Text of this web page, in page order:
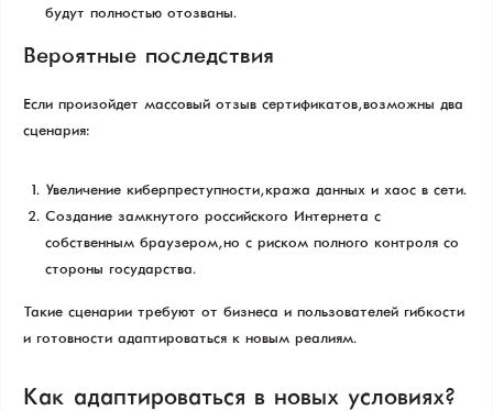
будут полностью отозваны.
Вероятные последствия
Если произойдет массовый отзыв сертификатов, возможны два
сценария:
Увеличение киберпреступности, кража данных и хаос в сети.
Создание замкнутого российского Интернета с
собственным браузером, но с риском полного контроля со
стороны государства.
Такие сценарии требуют от бизнеса и пользователей гибкости
и готовности адаптироваться к новым реалиям.
Как адаптироваться в новых условиях?